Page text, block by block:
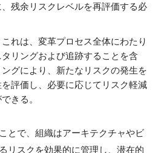
残余リスクレベルを再評価する必
これは、変革プロセス全体にわたり
リングおよび追跡することを含
グにより、新たなリスクの発生を
評価し、必要に応じてリスク軽減
きる。
とで、組織はアーキテクチャやビ
リスクを効果的に管理し、潜在的